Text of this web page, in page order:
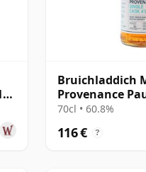
Bruichladdich
Provenance
Cask #1447
70cl • 60.8%
116 € ?